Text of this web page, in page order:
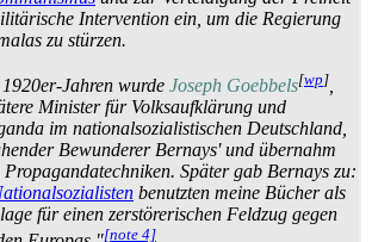
Intervention ein, um die Regierung
zu stürzen.
Jahren wurde Joseph Goebbels[wp]
Minister für Volksaufklärung und
im national­sozialistischen Deutschland,
Bewunderer Bernays' und übernahm
Propaganda­techniken. Später gab Bernays zu:
benutzten meine Bücher als
für einen zerstörerischen Feldzug gegen
[note 4]